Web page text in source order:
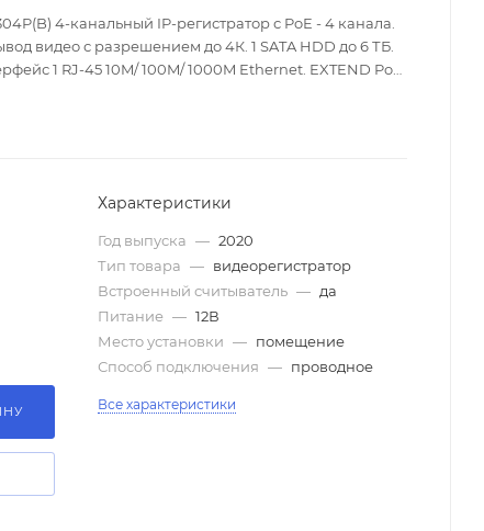
4-канальный IP-регистратор с PoE - 4 канала.
видео с разрешением до 4К. 1 SATA HDD до 6 ТБ.
1 RJ-45 10M/ 100M/ 1000M Ethernet. EXTEND PoE
Характеристики
Год выпуска — 2020
Тип товара — видеорегистратор
Встроенный считыватель — да
Питание — 12В
Место установки — помещение
Способ подключения — проводное
Все характеристики